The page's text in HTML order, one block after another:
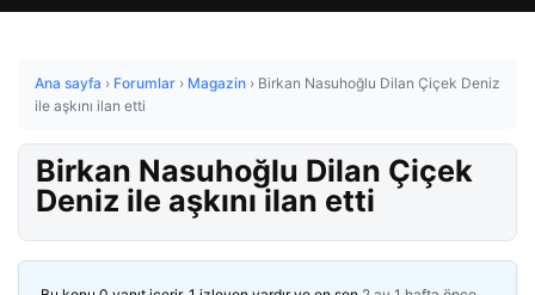
Ana sayfa › Forumlar › Magazin › Birkan Nasuhoğlu Dilan Çiçek Deniz
ile aşkını ilan etti
Birkan Nasuhoğlu Dilan Çiçek
Deniz ile aşkını ilan etti